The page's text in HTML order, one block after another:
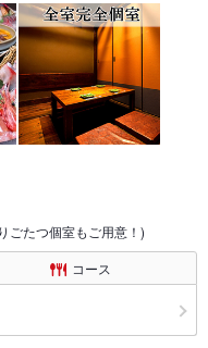
ごたつ個室もご用意！)
コース